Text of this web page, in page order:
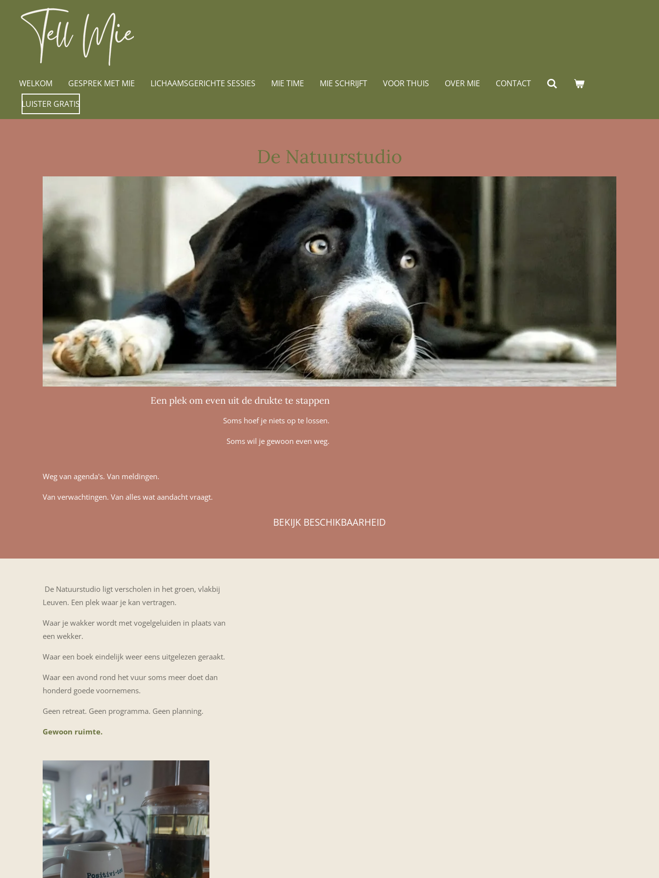
hoofdinhoud
WELKOM GESPREK MET MIE LICHAAMSGERICHTE SESSIES MIE TIME MIE SCHRIJFT VOOR THUIS OVER MIE
CONTACT
LUISTER GRATIS
De Natuurstudio
Een plek om even uit de drukte te stappen
Soms hoef je niets op te lossen.
Soms wil je gewoon even weg.
Weg van agenda's. Van meldingen.
Van verwachtingen. Van alles wat aandacht vraagt.
BEKIJK BESCHIKBAARHEID
De Natuurstudio ligt verscholen in het groen, vlakbij
Leuven. Een plek waar je kan vertragen.
Waar je wakker wordt met vogelgeluiden in plaats van
een wekker.
Waar een boek eindelijk weer eens uitgelezen geraakt.
Waar een avond rond het vuur soms meer doet dan
honderd goede voornemens.
Geen retreat. Geen programma. Geen planning.
Gewoon ruimte.